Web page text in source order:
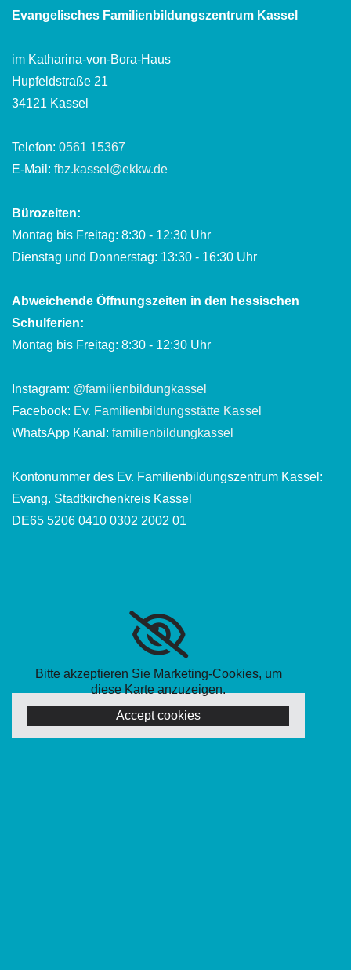
Evangelisches Familienbildungszentrum Kassel
im Katharina-von-Bora-Haus
Hupfeldstraße 21
34121 Kassel
Telefon: 0561 15367
E-Mail: fbz.kassel@ekkw.de
Bürozeiten:
Montag bis Freitag: 8:30 - 12:30 Uhr
Dienstag und Donnerstag: 13:30 - 16:30 Uhr
Abweichende Öffnungszeiten in den hessischen
Schulferien:
Montag bis Freitag: 8:30 - 12:30 Uhr
Instagram: @familienbildungkassel
Facebook: Ev. Familienbildungsstätte Kassel
WhatsApp Kanal: familienbildungkassel
Kontonummer des Ev. Familienbildungszentrum Kassel:
Evang. Stadtkirchenkreis Kassel
DE65 5206 0410 0302 2002 01
Bitte akzeptieren Sie Marketing-Cookies, um
diese Karte anzuzeigen.
Accept cookies